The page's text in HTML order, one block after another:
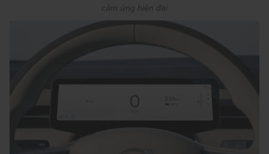
cảm ứng hiện đại